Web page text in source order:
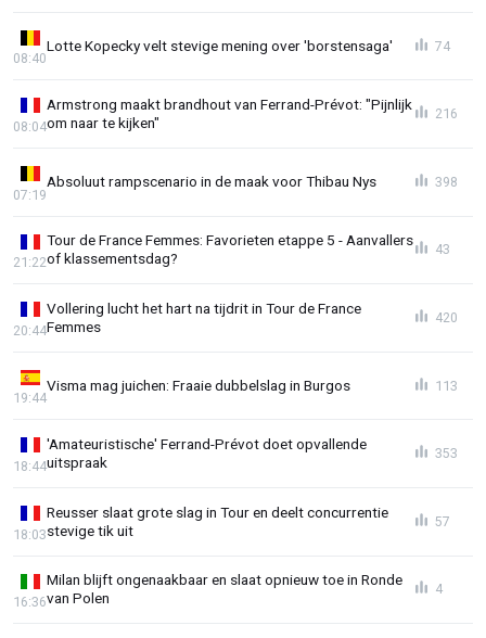
Lotte Kopecky velt stevige mening over 'borstensaga'
08:40
74
Armstrong maakt brandhout van Ferrand-Prévot: "Pijnlijk
om naar te kijken"
08:04
216
Absoluut rampscenario in de maak voor Thibau Nys
07:19
398
Tour de France Femmes: Favorieten etappe 5 - Aanvallers
of klassementsdag?
21:22
43
Vollering lucht het hart na tijdrit in Tour de France
Femmes
20:44
420
Visma mag juichen: Fraaie dubbelslag in Burgos
19:44
113
'Amateuristische' Ferrand-Prévot doet opvallende
uitspraak
18:44
353
Reusser slaat grote slag in Tour en deelt concurrentie
stevige tik uit
18:03
57
Milan blijft ongenaakbaar en slaat opnieuw toe in Ronde
van Polen
16:36
4